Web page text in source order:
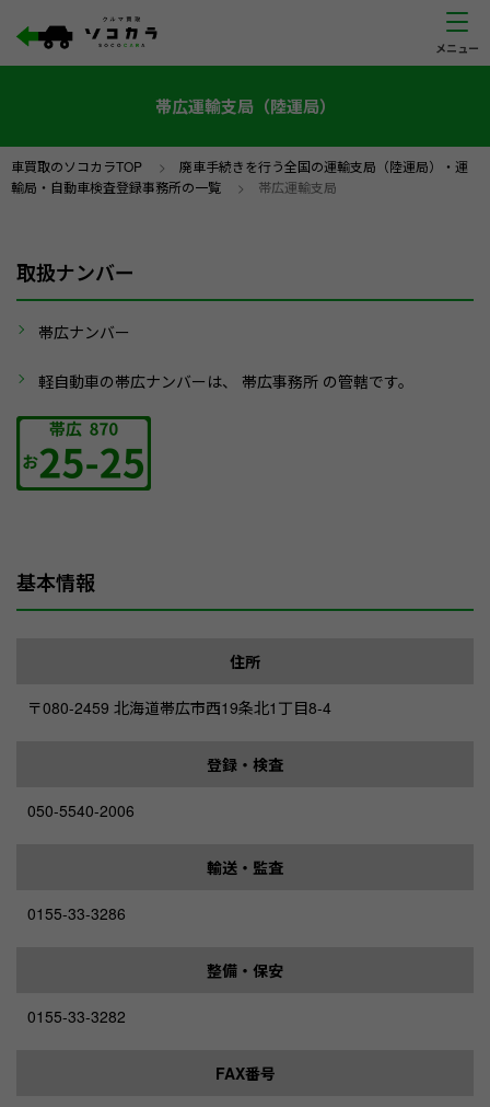
帯広運輸支局（陸運局）
車買取のソコカラTOP > 廃車手続きを行う全国の運輸支局（陸運局）・運
輸局・自動車検査登録事務所の一覧 > 帯広運輸支局
取扱ナンバー
帯広ナンバー
軽自動車の帯広ナンバーは、 帯広事務所 の管轄です。
基本情報
住所
〒080-2459 北海道帯広市西19条北1丁目8-4
登録・検査
050-5540-2006
輸送・監査
0155-33-3286
整備・保安
0155-33-3282
FAX番号